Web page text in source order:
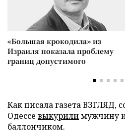
«Большая крокодила» из
Израиля показала проблему
границ допустимого
Как писала газета ВЗГЛЯД,
Одессе выкурилимужчину
баллончиком.